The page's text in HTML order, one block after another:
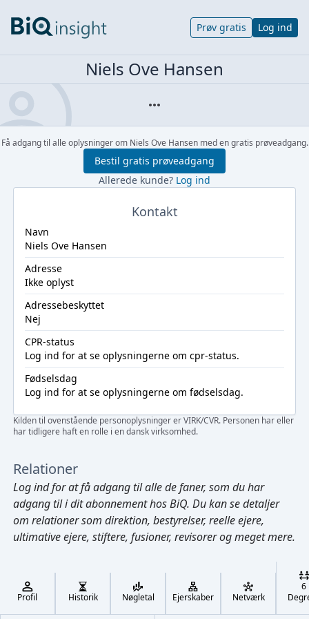
Cmd/Ctrl + K
Prøv gratis Log ind
Niels Ove Hansen
Få adgang til alle oplysninger om Niels Ove Hansen med en gratis prøveadgang.
Bestil gratis prøveadgang
Allerede kunde? Log ind
Kontakt
Navn
Niels Ove Hansen
Adresse
Ikke oplyst
Adressebeskyttet
Nej
CPR-status
Log ind for at se oplysningerne om cpr-status.
Fødselsdag
Log ind for at se oplysningerne om fødselsdag.
Kilden til ovenstående personoplysninger er VIRK/CVR. Personen har eller
har tidligere haft en rolle i en dansk virksomhed.
Relationer
Log indfor at få adgang til alle de faner, som du har
adgang til i dit abonnement hos BiQ. Du kan se detaljer
om relationer som direktion, bestyrelser, reelle ejere,
ultimative ejere, stiftere, fusioner, revisorer og meget mere.
Profil Historik Nøgletal Ejerskaber Netværk
6